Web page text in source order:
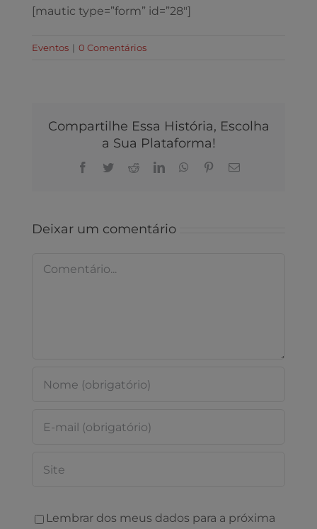
[mautic type=”form” id=”28″]
Eventos | 0 Comentários
Compartilhe Essa História, Escolha
a Sua Plataforma!
Facebook
TwitterRedditLinkedInWhatsApp
Pinterest
E-
Deixar um comentário
Comentário
Lembrar dos meus dados para a próxima